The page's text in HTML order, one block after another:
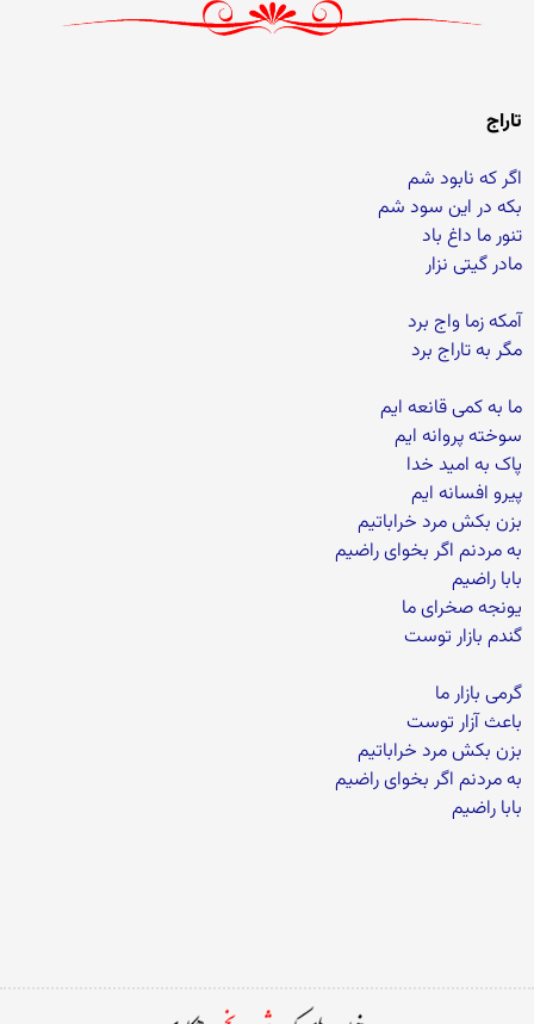
تاراج
اگر که نابود شم
بکه در این سود شم
تنور ما داغ باد
مادر گیتی نزار
آمکه زما واج برد
مگر به تاراج برد
ما به کمی قانعه ایم
سوخته پروانه ایم
پاک به امید خدا
پیرو افسانه ایم
بزن بکش مرد خراباتیم
به مردنم اگر بخوای راضیم
بابا راضیم
یونجه صخرای ما
گندم بازار توست
گرمی بازار ما
باعث آزار توست
بزن بکش مرد خراباتیم
به مردنم اگر بخوای راضیم
بابا راضیم